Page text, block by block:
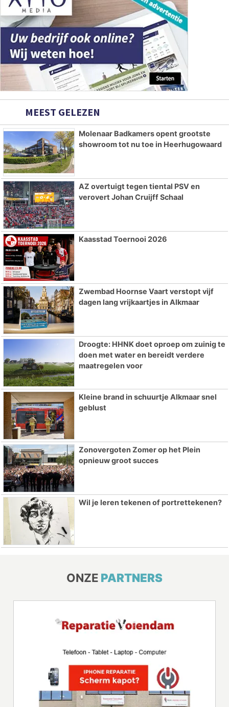
MEEST GELEZEN
Molenaar Badkamers opent grootste
showroom tot nu toe in Heerhugowaard
AZ overtuigt tegen tiental PSV en
verovert Johan Cruijff Schaal
Kaasstad Toernooi 2026
Zwembad Hoornse Vaart verstopt vijf
dagen lang vrijkaartjes in Alkmaar
Droogte: HHNK doet oproep om zuinig te
doen met water en bereidt verdere
maatregelen voor
Kleine brand in schuurtje Alkmaar snel
geblust
Zonovergoten Zomer op het Plein
opnieuw groot succes
Wil je leren tekenen of portrettekenen?
ONZE PARTNERS